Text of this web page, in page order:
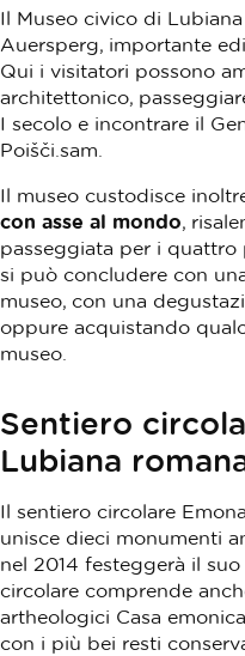
Il Museo civico di
Auersperg, importante
Qui i visitatori possono
architettonico,
I secolo e incontrare il
Poišči.sam.
Il museo custodisce
con asse al mondo,
passeggiata per i
si può concludere con
museo, con una
oppure acquistando
museo.
Sentiero
Lubiana
Il sentiero circolare
unisce dieci monumenti
nel 2014 festeggerà il
circolare comprende
artheologici Casa
con i più bei resti